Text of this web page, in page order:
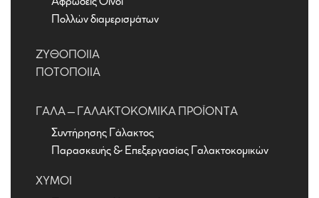
Αφρώδεις Οίνοι
Πολλών διαμερισμάτων
ΖΥΘΟΠΟΙΊΑ
ΠΟΤΟΠΟΙΊΑ
ΓΆΛΑ – ΓΑΛΑΚΤΟΚΟΜΙΚΆ ΠΡΟΪΌΝΤΑ
Συντήρησης Γάλακτος
Παρασκευής & Επεξεργασίας Γαλακτοκομικών
ΧΥΜΟΊ